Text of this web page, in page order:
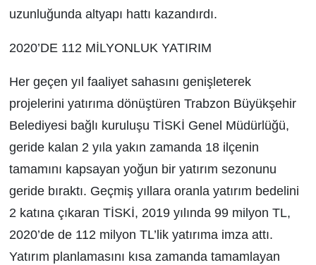
uzunluğunda altyapı hattı kazandırdı.
2020’DE 112 MİLYONLUK YATIRIM
Her geçen yıl faaliyet sahasını genişleterek
projelerini yatırıma dönüştüren Trabzon Büyükşehir
Belediyesi bağlı kuruluşu TİSKİ Genel Müdürlüğü,
geride kalan 2 yıla yakın zamanda 18 ilçenin
tamamını kapsayan yoğun bir yatırım sezonunu
geride bıraktı. Geçmiş yıllara oranla yatırım bedelini
2 katına çıkaran TİSKİ, 2019 yılında 99 milyon TL,
2020’de de 112 milyon TL’lik yatırıma imza attı.
Yatırım planlamasını kısa zamanda tamamlayan